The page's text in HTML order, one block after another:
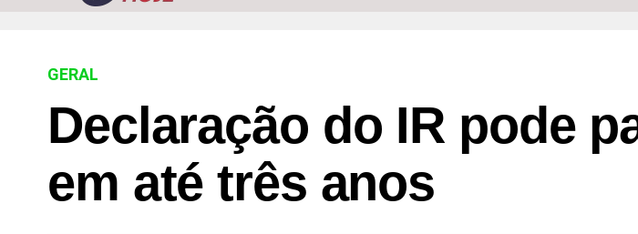
GERAL
Declaração do IR pode
em até três anos